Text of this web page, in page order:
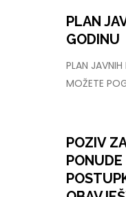
PLAN
GODINU
PLAN
MOŽETE
POZIV